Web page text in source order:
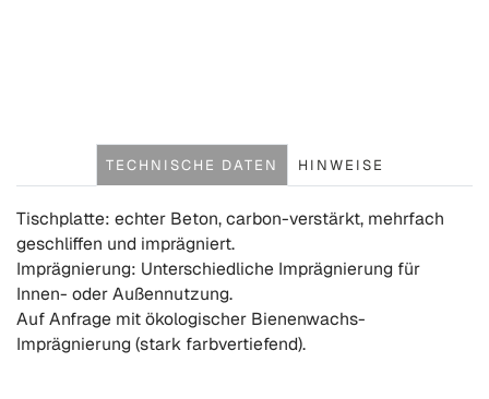
TECHNISCHE DATEN HINWEISE
Tischplatte: echter Beton, carbon-verstärkt, mehrfach
geschliffen und imprägniert.
Imprägnierung: Unterschiedliche Imprägnierung für
Innen- oder Außennutzung.
Auf Anfrage mit ökologischer Bienenwachs-
Imprägnierung (stark farbvertiefend).